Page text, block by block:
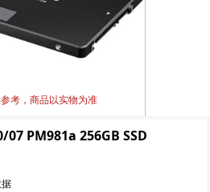
考，商品以实物为准
PM981a 256GB SSD